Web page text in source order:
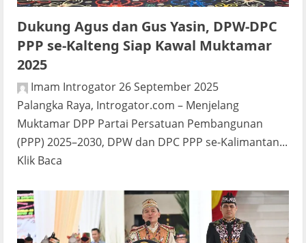
Dukung Agus dan Gus Yasin, DPW-DPC
PPP se-Kalteng Siap Kawal Muktamar
2025
Imam Introgator26 September 2025
Palangka Raya, Introgator.com – Menjelang
Muktamar DPP Partai Persatuan Pembangunan
(PPP) 2025–2030, DPW dan DPC PPP se-Kalimantan...
Klik Baca
about
Dukung
Agus